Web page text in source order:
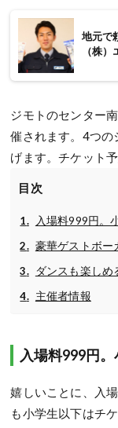
地元で
（株
ジモトのセンター
催されます。4つの
げます。チケット
目次
入場料999円。
豪華ゲストボー
ダンスも楽しめ
主催者情報
入場料999円。
嬉しいことに、入
も小学生以下はチ